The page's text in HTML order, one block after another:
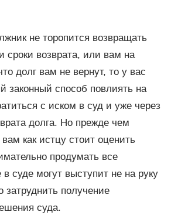
не торопится возвращать
сроки возврата, или вам на
долг вам не вернут, то у вас
законный способ повлиять на
с иском в суд и уже через
долга. Но прежде чем
как истцу стоит оценить
продумать все
суде могут выступит не на руку
затруднить получение
суда.